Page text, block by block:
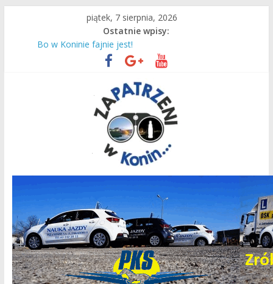
piątek, 7 sierpnia, 2026
Ostatnie wpisy:
Remont zakończony sukcesem!
Bo w Koninie fajnie jest!
Czas intensywnej pracy dla naszych ciepłowników!
Dzieciaki uczą się pływać!
Zapatrzeni
w
Konin
wiadomości,